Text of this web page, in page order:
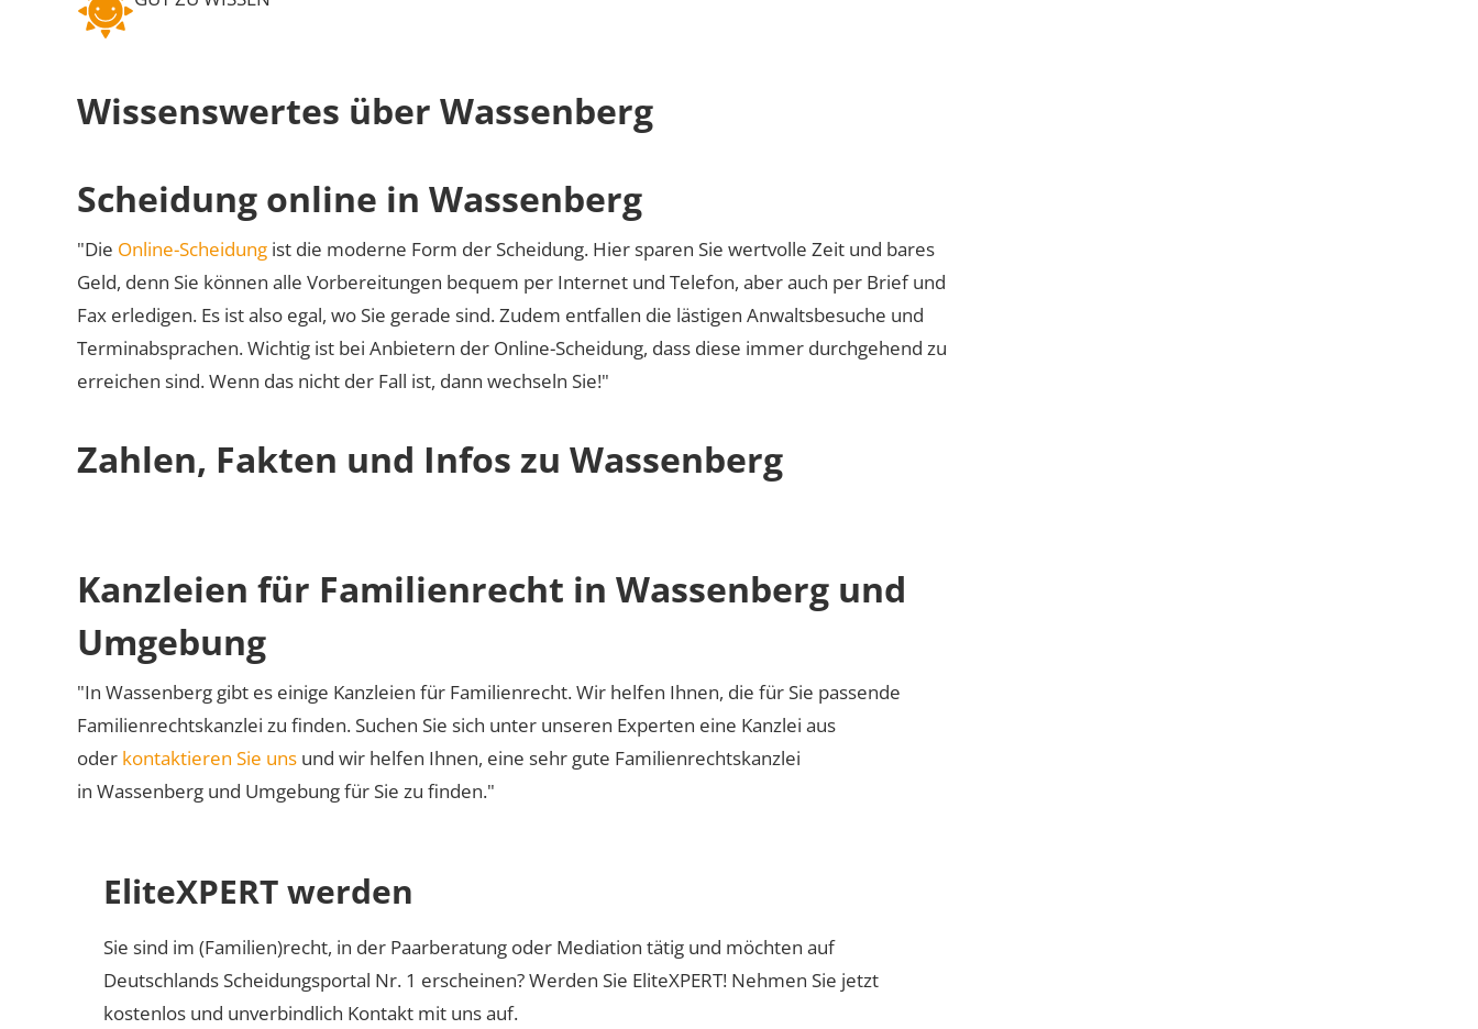
Wissenswertes über Wassenberg
Scheidung online in Wassenberg
"Die Online-Scheidung ist die moderne Form der Scheidung. Hier sparen Sie wertvolle Zeit und bares
Geld, denn Sie können alle Vorbereitungen bequem per Internet und Telefon, aber auch per Brief und
Fax erledigen. Es ist also egal, wo Sie gerade sind. Zudem entfallen die lästigen Anwaltsbesuche und
Terminabsprachen. Wichtig ist bei Anbietern der Online-Scheidung, dass diese immer durchgehend zu
erreichen sind. Wenn das nicht der Fall ist, dann wechseln Sie!"
Zahlen, Fakten und Infos zu Wassenberg
Kanzleien für Familienrecht in Wassenberg und
Umgebung
"In Wassenberg gibt es einige Kanzleien für Familienrecht. Wir helfen Ihnen, die für Sie passende
Familienrechtskanzlei zu finden. Suchen Sie sich unter unseren Experten eine Kanzlei aus
oder kontaktieren Sie uns und wir helfen Ihnen, eine sehr gute Familienrechtskanzlei
in Wassenberg und Umgebung für Sie zu finden."
EliteXPERT werden
Sie sind im (Familien)recht, in der Paarberatung oder Mediation tätig und möchten auf
Deutschlands Scheidungsportal Nr. 1 erscheinen? Werden Sie EliteXPERT! Nehmen Sie jetzt
kostenlos und unverbindlich Kontakt mit uns auf.